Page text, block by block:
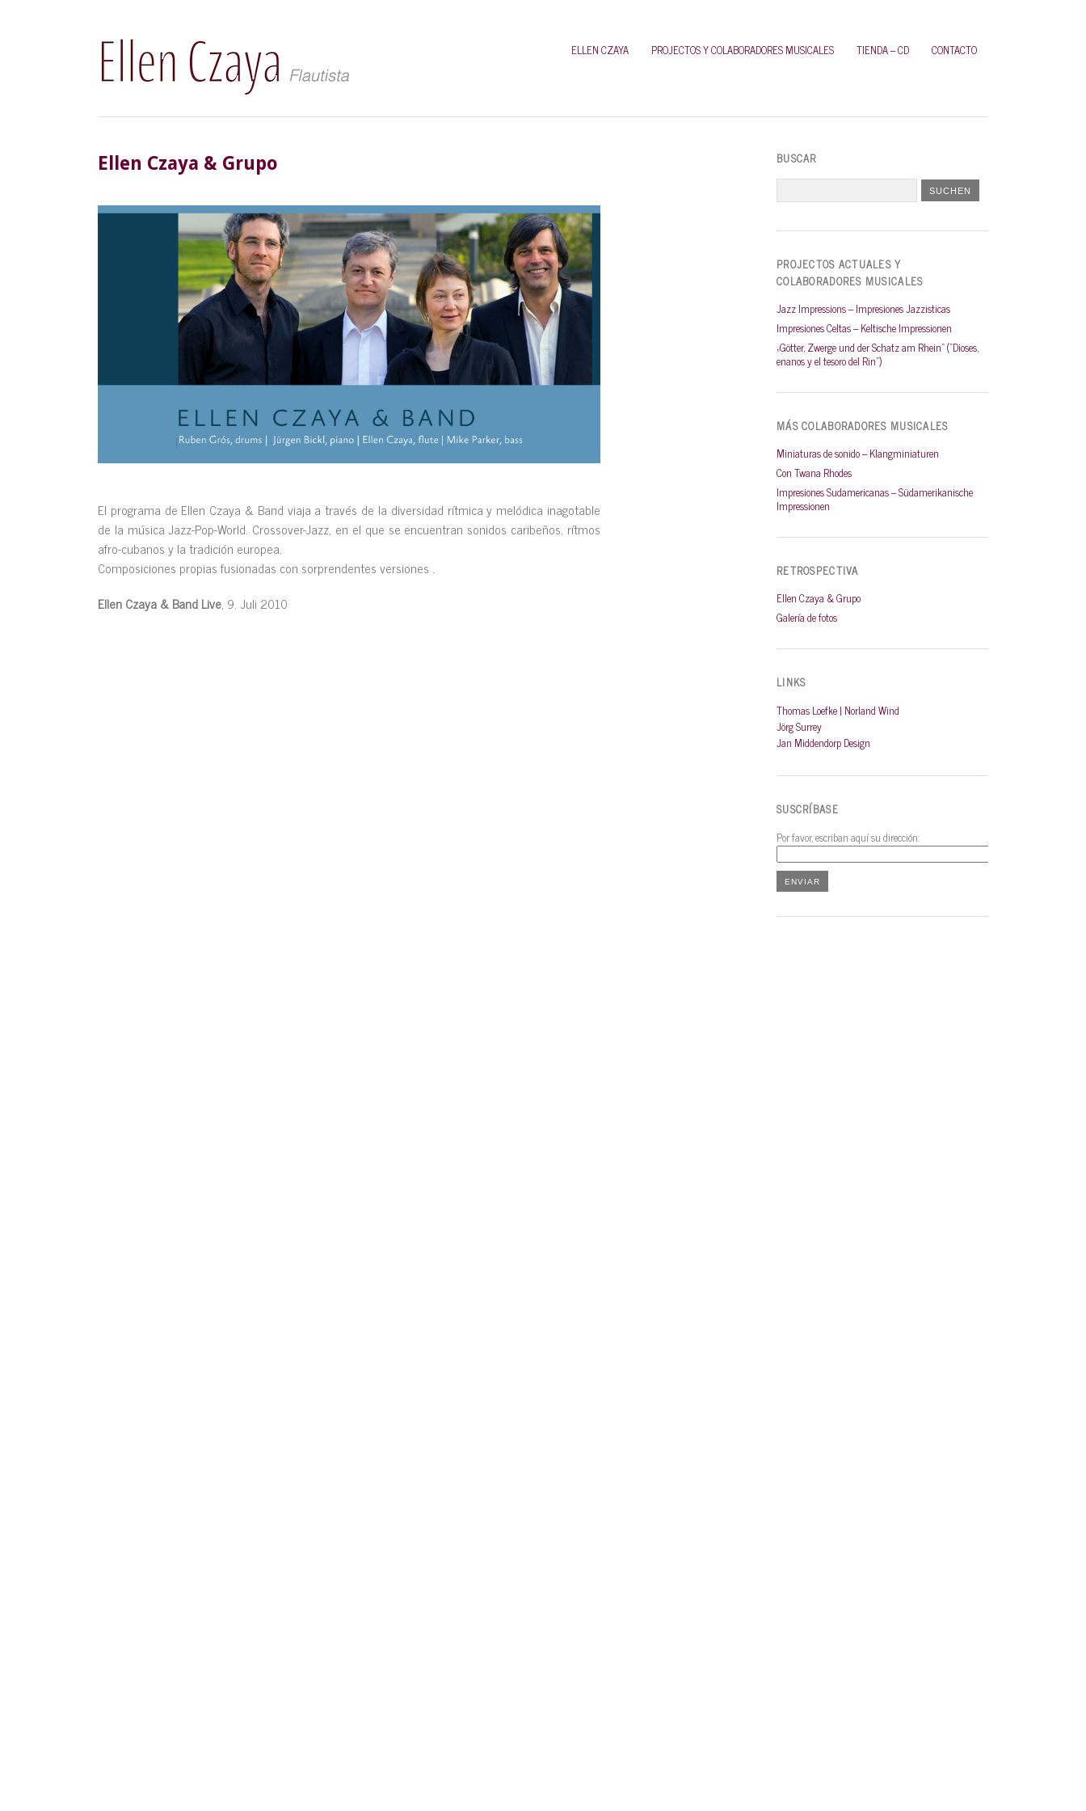
ELLEN CZAYA PROJECTOS Y COLABORADORES MUSICALES TIENDA – CD CONTACTO
Ellen Czaya & Grupo
El programa de Ellen Czaya & Band viaja a través de la diversidad rítmica y melódica inagotable
de la música Jazz-Pop-World. Crossover-Jazz, en el que se encuentran sonidos caribeños, rítmos
afro-cubanos y la tradición europea.
Composiciones propias fusionadas con sorprendentes versiones .
Ellen Czaya & Band Live, 9. Juli 2010
BUSCAR
PROJECTOS ACTUALES Y
COLABORADORES MUSICALES
Jazz Impressions – Impresiones Jazzisticas
Impresiones Celtas – Keltische Impressionen
„Götter, Zwerge und der Schatz am Rhein“ (“Dioses,
enanos y el tesoro del Rin“)
MÁS COLABORADORES MUSICALES
Miniaturas de sonido – Klangminiaturen
Con Twana Rhodes
Impresiones Sudamericanas – Südamerikanische
Impressionen
RETROSPECTIVA
Ellen Czaya & Grupo
Galería de fotos
LINKS
Thomas Loefke | Norland Wind
Jörg Surrey
Jan Middendorp Design
SUSCRÍBASE
Por favor, escriban aquí su dirección: